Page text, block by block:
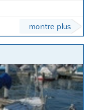
montre plus